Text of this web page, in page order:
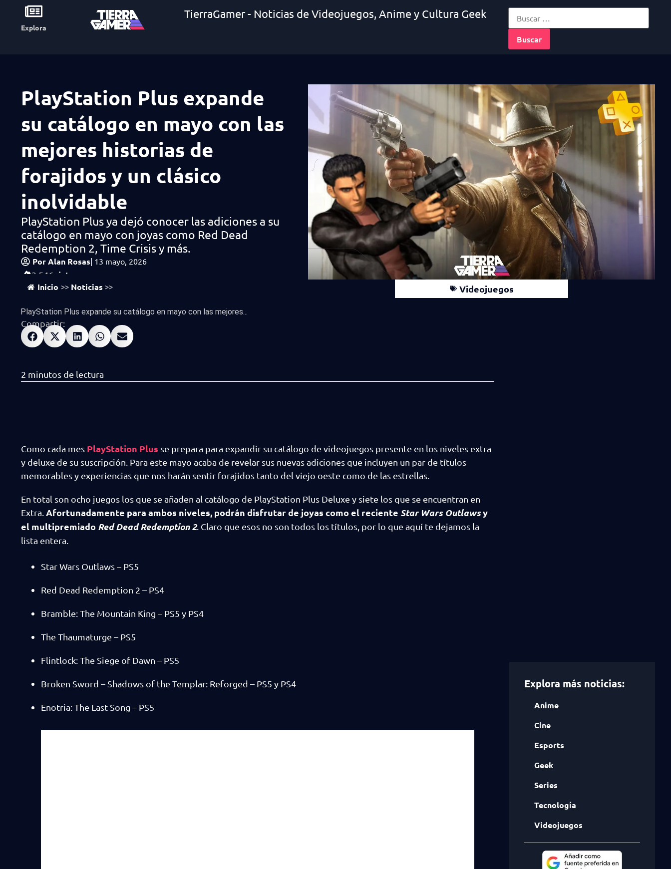
Explora
TierraGamer - Noticias de Videojuegos, Anime y Cultura Geek
PlayStation Plus expande
su catálogo en mayo con las
mejores historias de
forajidos y un clásico
inolvidable
PlayStation Plus ya dejó conocer las adiciones a su
catálogo en mayo con joyas como Red Dead
Redemption 2, Time Crisis y más.
PorAlan Rosas| 13 mayo, 2026
3,546 vistas
Inicio >> Noticias >>
PlayStation Plus expande su catálogo en mayo con las mejores...
Compartir:
Videojuegos
Como cada mes PlayStation Plus se prepara para expandir su catálogo de videojuegos presente en los niveles extra
y deluxe de su suscripción. Para este mayo acaba de revelar sus nuevas adiciones que incluyen un par de títulos
memorables y experiencias que nos harán sentir forajidos tanto del viejo oeste como de las estrellas.
En total son ocho juegos los que se añaden al catálogo de PlayStation Plus Deluxe y siete los que se encuentran en
Extra. Afortunadamente para ambos niveles, podrán disfrutar de joyas como el reciente Star Wars Outlawsy
el multipremiado Red Dead Redemption 2. Claro que esos no son todos los títulos, por lo que aquí te dejamos la
lista entera.
Star Wars Outlaws – PS5
Red Dead Redemption 2 – PS4
Bramble: The Mountain King – PS5 y PS4
The Thaumaturge – PS5
Flintlock: The Siege of Dawn – PS5
Broken Sword – Shadows of the Templar: Reforged – PS5 y PS4
Enotria: The Last Song – PS5
Explora más noticias:
Anime
Cine
Esports
Geek
Series
Tecnología
Videojuegos